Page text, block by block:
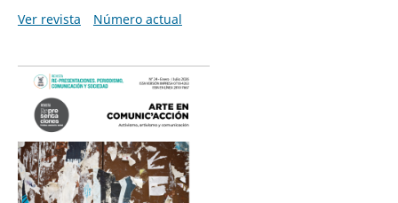
Ver revista
Número actual